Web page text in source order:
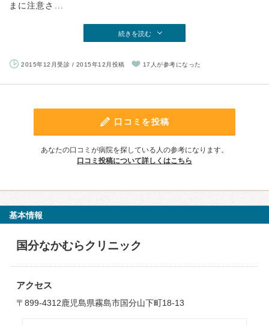
まに注意さ...
続きを読む
2015年12月受診 / 2015年12月投稿 17人が参考になった
口コミを投稿
あなたの口コミが病院を探している人の参考になります。
口コミ投稿について詳しくはこちら
基本情報
国分なかむらクリニック
アクセス
〒899-4312鹿児島県霧島市国分山下町18-13